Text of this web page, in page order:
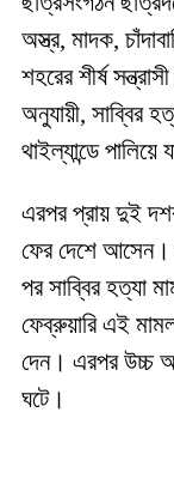
অস্ত্র, মাদক,
শহরের শীর্ষ
অনুযায়ী, সাব্বির
থাইল্যান্ডে পালিয়ে
এরপর প্রায় দুই
ফের দেশে আসেন।
পর সাব্বির হত্যা
ফেব্রুয়ারি এই
দেন। এরপর উচ্চ
ঘটে।